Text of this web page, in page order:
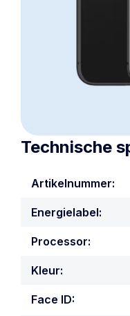
Technische
Artikelnummer:
Energielabel:
Processor:
Kleur:
Face ID: